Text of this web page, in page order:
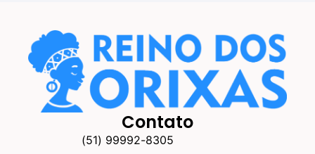
Contato
(51) 99992-8305